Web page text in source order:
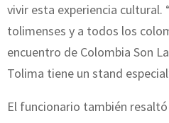
vivir esta experiencia cultural.
tolimenses y a todos los
encuentro de Colombia Son
Tolima tiene un stand
El funcionario también